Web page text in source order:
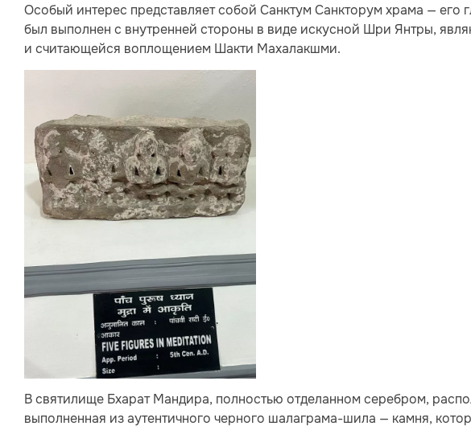
Особый интерес представляет собой Санктум Санкторум храма — его
был выполнен с внутренней стороны в виде искусной Шри Янтры,
и считающейся воплощением Шакти Махалакшми.
В святилище Бхарат Мандира, полностью отделанном серебром,
выполненная из аутентичного черного шалаграма-шила — камня,